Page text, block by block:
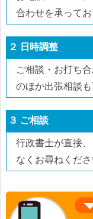
合わせを承ってお
２ 日時調整
ご相談・お打ち
のほか出張相談も
３ ご相談
行政書士が直接
なくお尋ねくださ